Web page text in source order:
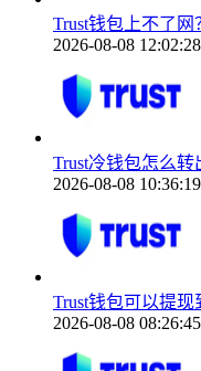
Trust钱包上不了
2026-08-08 12:02:28
Trust冷钱包怎么
2026-08-08 10:36:19
Trust钱包可以提
2026-08-08 08:26:45